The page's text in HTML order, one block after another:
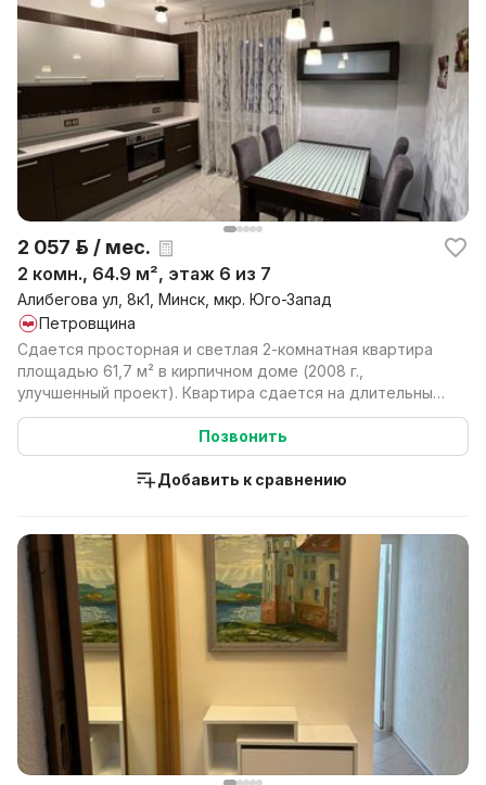
2 057 р. / мес.
2 комн., 64.9 м², этаж 6 из 7
Алибегова ул, 8к1, Минск, мкр. Юго-Запад
Петровщина
Сдается просторная и светлая 2-комнатная квартира
площадью 61,7 м² в кирпичном доме (2008 г.,
улучшенный проект). Квартира сдается на длительный
срок ...
Позвонить
Добавить к сравнению